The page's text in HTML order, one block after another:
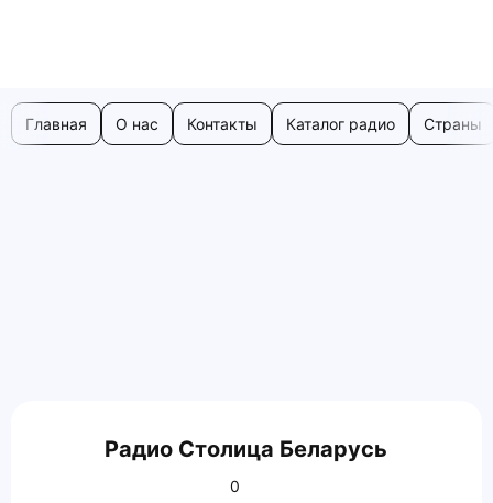
Главная О нас Контакты Каталог радио Страны
Радио Столица Беларусь
0